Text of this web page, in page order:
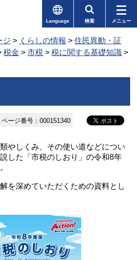
Language 検索 メニュー
ジ > くらしの情報 > 住民異動・証
税金 > 市税 > 税に関する基礎知識 >
ページ番号：000151340
やしくみ、その使い道などについ
した「市税のしおり」の令和8年
を深めていただくための資料とし